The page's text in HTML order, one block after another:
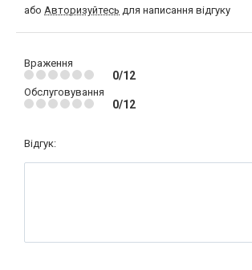
або Авторизуйтесь для написання відгуку
Враження
0/12
Обслуговування
0/12
Відгук: